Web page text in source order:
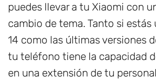
puedes llevar a tu Xiaomi con
cambio de tema. Tanto si estás
14 como las últimas versiones
tu teléfono tiene la capacidad
en una extensión de tu